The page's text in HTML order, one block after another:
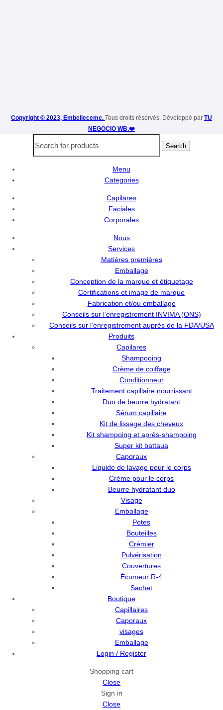
Copyright © 2023, Embelleceme. Tous droits réservés. Développé par TU
NEGOCIO WB.❤️
Search
Menu
Categories
Capilares
Faciales
Corporales
Nous
Services
Matières premières
Emballage
Conception de la marque et étiquetage
Certifications et image de marque
Fabrication et/ou emballage
Conseils sur l’enregistrement INVIMA (ONS)
Conseils sur l’enregistrement auprès de la FDA/USA
Produits
Capilares
Shampooing
Crème de coiffage
Conditionneur
Traitement capillaire nourrissant
Duo de beurre hydratant
Sérum capillaire
Kit de lissage des cheveux
Kit shampoing et après-shampoing
Super kit battaua
Caporaux
Liquide de lavage pour le corps
Crème pour le corps
Beurre hydratant duo
Visage
Emballage
Potes
Bouteilles
Crémier
Pulvérisation
Couvertures
Écumeur R-4
Sachet
Boutique
Capillaires
Caporaux
visages
Emballage
Login / Register
Shopping cart
Close
Sign in
Close